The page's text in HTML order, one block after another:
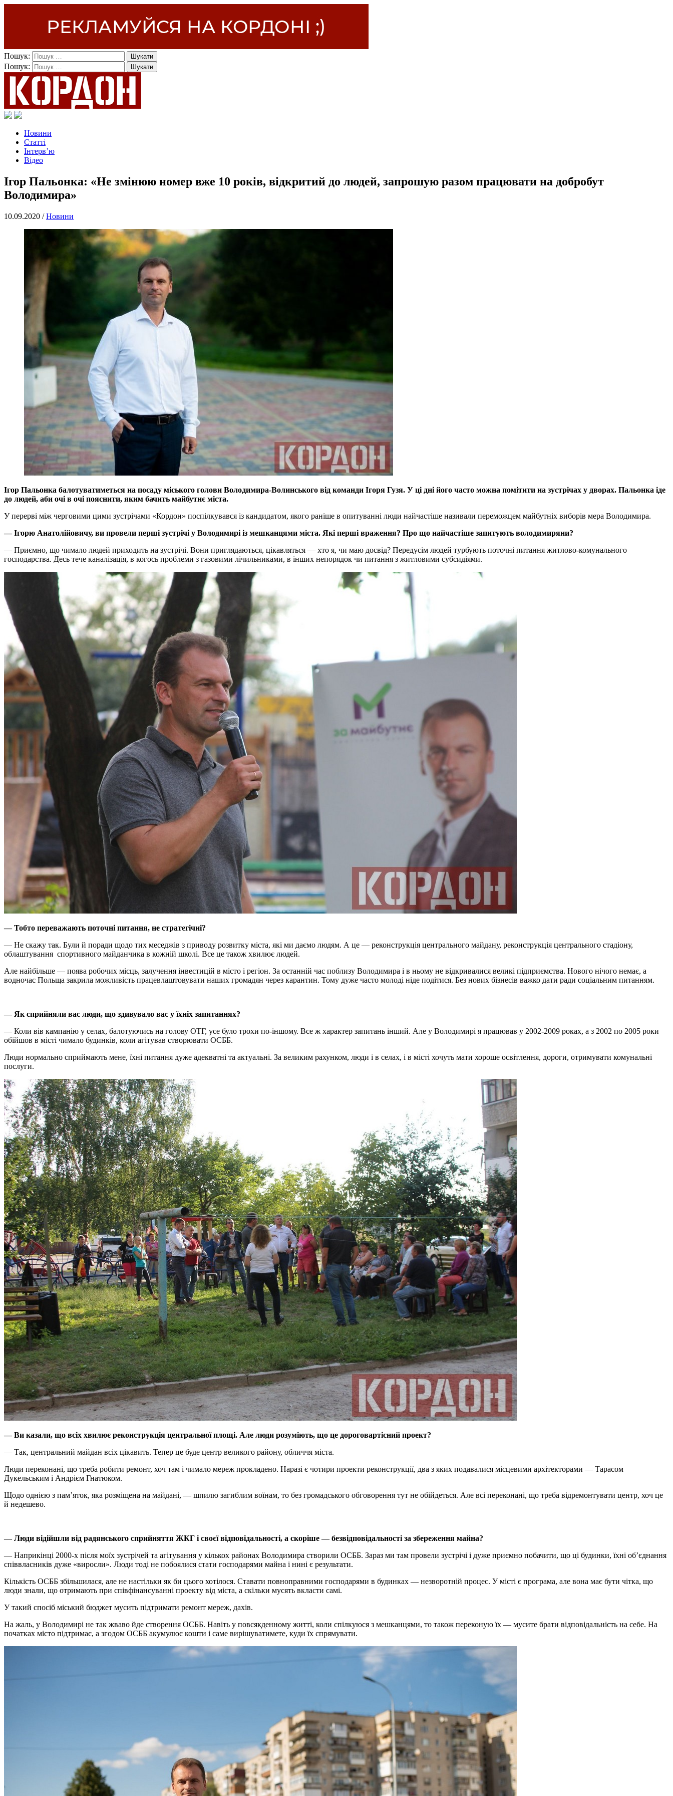
Пошук:
Пошук:
Новини
Статті
Інтерв’ю
Відео
Ігор Пальонка: «Не змінюю номер вже 10 років, відкритий до людей, запрошую разом працювати на добробут
Володимира»
10.09.2020 /Новини
Ігор Пальонка балотуватиметься на посаду міського голови Володимира-Волинського від команди Ігоря Гузя. У ці дні його часто можна помітити на зустрічах у дворах. Пальонка іде
до людей, аби очі в очі пояснити, яким бачить майбутнє міста.
У перерві між черговими цими зустрічами «Кордон» поспілкувався із кандидатом, якого раніше в опитуванні люди найчастіше називали переможцем майбутніх виборів мера Володимира.
— Ігорю Анатолійовичу, ви провели перші зустрічі у Володимирі із мешканцями міста. Які перші враження? Про що найчастіше запитують володимиряни?
— Приємно, що чимало людей приходить на зустрічі. Вони приглядаються, цікавляться — хто я, чи маю досвід? Передусім людей турбують поточні питання житлово-комунального
господарства. Десь тече каналізація, в когось проблеми з газовими лічильниками, в інших непорядок чи питання з житловими субсидіями.
— Тобто переважають поточні питання, не стратегічні?
— Не скажу так. Були й поради щодо тих меседжів з приводу розвитку міста, які ми даємо людям. А це — реконструкція центрального майдану, реконструкція центрального стадіону,
облаштування спортивного майданчика в кожній школі. Все це також хвилює людей.
Але найбільше — поява робочих місць, залучення інвестицій в місто і регіон. За останній час поблизу Володимира і в ньому не відкривалися великі підприємства. Нового нічого немає, а
водночас Польща закрила можливість працевлаштовувати наших громадян через карантин. Тому дуже часто молоді ніде подітися. Без нових бізнесів важко дати ради соціальним питанням.
— Як сприйняли вас люди, що здивувало вас у їхніх запитаннях?
— Коли вів кампанію у селах, балотуючись на голову ОТГ, усе було трохи по-іншому. Все ж характер запитань інший. Але у Володимирі я працював у 2002-2009 роках, а з 2002 по 2005 роки
обійшов в місті чимало будинків, коли агітував створювати ОСББ.
Люди нормально сприймають мене, їхні питання дуже адекватні та актуальні. За великим рахунком, люди і в селах, і в місті хочуть мати хороше освітлення, дороги, отримувати комунальні
послуги.
— Ви казали, що всіх хвилює реконструкція центральної площі. Але люди розуміють, що це дороговартісний проект?
— Так, центральний майдан всіх цікавить. Тепер це буде центр великого району, обличчя міста.
Люди переконані, що треба робити ремонт, хоч там і чимало мереж прокладено. Наразі є чотири проекти реконструкції, два з яких подавалися місцевими архітекторами — Тарасом
Дукельським і Андрієм Гнатюком.
Щодо однією з пам’яток, яка розміщена на майдані, — шпилю загиблим воїнам, то без громадського обговорення тут не обійдеться. Але всі переконані, що треба відремонтувати центр, хоч це
й недешево.
— Люди відійшли від радянського сприйняття ЖКГ і своєї відповідальності, а скоріше — безвідповідальності за збереження майна?
— Наприкінці 2000-х після моїх зустрічей та агітування у кількох районах Володимира створили ОСББ. Зараз ми там провели зустрічі і дуже приємно побачити, що ці будинки, їхні об’єднання
співвласників дуже «виросли». Люди тоді не побоялися стати господарями майна і нині є результати.
Кількість ОСББ збільшилася, але не настільки як би цього хотілося. Ставати повноправними господарями в будинках — незворотній процес. У місті є програма, але вона має бути чітка, що
люди знали, що отримають при співфінансуванні проекту від міста, а скільки мусять вкласти самі.
У такий спосіб міський бюджет мусить підтримати ремонт мереж, дахів.
На жаль, у Володимирі не так жваво йде створення ОСББ. Навіть у повсякденному житті, коли спілкуюся з мешканцями, то також переконую їх — мусите брати відповідальність на себе. На
початках місто підтримає, а згодом ОСББ акумулює кошти і саме вирішуватимете, куди їх спрямувати.